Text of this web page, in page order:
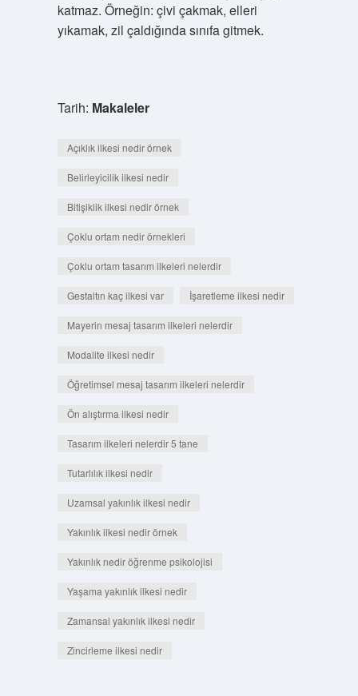
katmaz. Örneğin: çivi çakmak, elleri
yıkamak, zil çaldığında sınıfa gitmek.
Tarih: Makaleler
Açıklık ilkesi nedir örnek
Belirleyicilik ilkesi nedir
Bitişiklik ilkesi nedir örnek
Çoklu ortam nedir örnekleri
Çoklu ortam tasarım ilkeleri nelerdir
Gestaltın kaç ilkesi var İşaretleme ilkesi nedir
Mayerin mesaj tasarım ilkeleri nelerdir
Modalite ilkesi nedir
Öğretimsel mesaj tasarım ilkeleri nelerdir
Ön alıştırma ilkesi nedir
Tasarım ilkeleri nelerdir 5 tane
Tutarlılık ilkesi nedir
Uzamsal yakınlık ilkesi nedir
Yakınlık ilkesi nedir örnek
Yakınlık nedir öğrenme psikolojisi
Yaşama yakınlık ilkesi nedir
Zamansal yakınlık ilkesi nedir
Zincirleme ilkesi nedir